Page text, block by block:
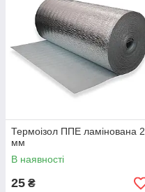
Термоізол ППЕ ламінована 2
мм
В наявності
25 ₴